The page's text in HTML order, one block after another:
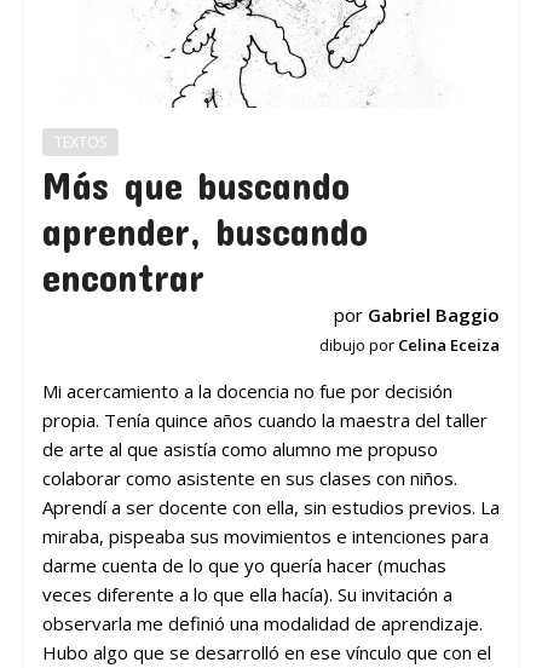
TEXTOS
Más que buscando
aprender, buscando
encontrar
por Gabriel Baggio
dibujo por Celina Eceiza
Mi acercamiento a la docencia no fue por decisión
propia. Tenía quince años cuando la maestra del taller
de arte al que asistía como alumno me propuso
colaborar como asistente en sus clases con niños.
Aprendí a ser docente con ella, sin estudios previos. La
miraba, pispeaba sus movimientos e intenciones para
darme cuenta de lo que yo quería hacer (muchas
veces diferente a lo que ella hacía). Su invitación a
observarla me definió una modalidad de aprendizaje.
Hubo algo que se desarrolló en ese vínculo que con el